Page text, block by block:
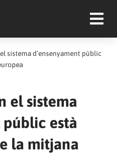
sistema d’ensenyament públic
el sistema
públic està
la mitjana